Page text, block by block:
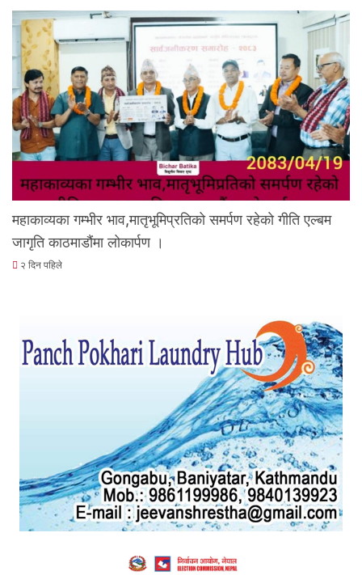
महाकाव्यका गम्भीर भाव,मातृभूमिप्रतिको समर्पण रहेकाे गीति एल्बम
जागृति काठमाडौंमा लोकार्पण ।
२ दिन पहिले